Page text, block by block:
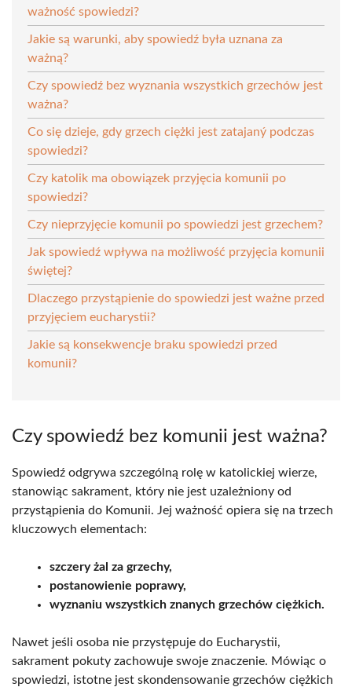
ważność spowiedzi?
Jakie są warunki, aby spowiedź była uznana za
ważną?
Czy spowiedź bez wyznania wszystkich grzechów jest
ważna?
Co się dzieje, gdy grzech ciężki jest zatajaný podczas
spowiedzi?
Czy katolik ma obowiązek przyjęcia komunii po
spowiedzi?
Czy nieprzyjęcie komunii po spowiedzi jest grzechem?
Jak spowiedź wpływa na możliwość przyjęcia komunii
świętej?
Dlaczego przystąpienie do spowiedzi jest ważne przed
przyjęciem eucharystii?
Jakie są konsekwencje braku spowiedzi przed
komunii?
Czy spowiedź bez komunii jest ważna?
Spowiedź odgrywa szczególną rolę w katolickiej wierze,
stanowiąc sakrament, który nie jest uzależniony od
przystąpienia do Komunii. Jej ważność opiera się na trzech
kluczowych elementach:
szczery żal za grzechy,
postanowienie poprawy,
wyznaniu wszystkich znanych grzechów ciężkich.
Nawet jeśli osoba nie przystępuje do Eucharystii,
sakrament pokuty zachowuje swoje znaczenie. Mówiąc o
spowiedzi, istotne jest skondensowanie grzechów ciężkich